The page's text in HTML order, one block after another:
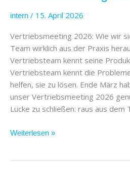
intern / 15. April 2026
Vertriebsmeeting 2026: Wie wir
Team wirklich aus der Praxis
Vertriebsteam kennt seine
Vertriebsteam kennt die
helfen, sie zu lösen. Ende März
unser Vertriebsmeeting 2026
Lücke zu schließen: raus aus
Weiterlesen »